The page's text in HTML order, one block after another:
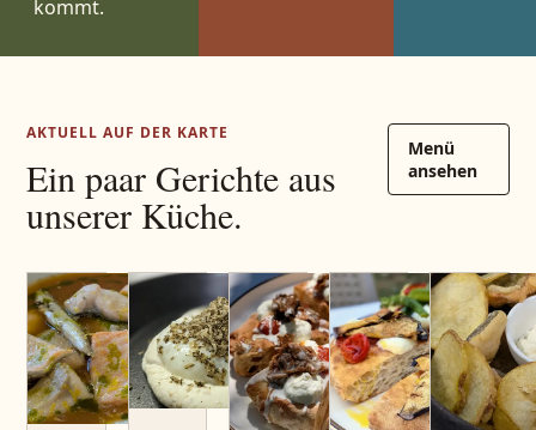
kommt.
AKTUELL AUF DER KARTE
Ein paar Gerichte aus
unserer Küche.
Menü
ansehen